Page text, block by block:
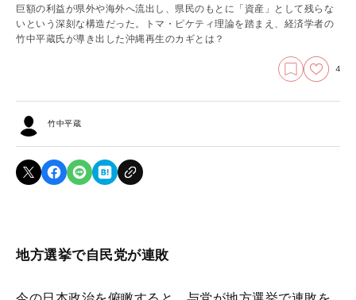
巨額の利益が県外や海外へ流出し、県民のもとに「資産」として残らな
いという深刻な構造だった。トマ・ピケティ理論を踏まえ、経済学者の
竹中平蔵氏が導き出した沖縄再生のカギとは？
4
竹中平蔵
地方選挙で自民党が連敗